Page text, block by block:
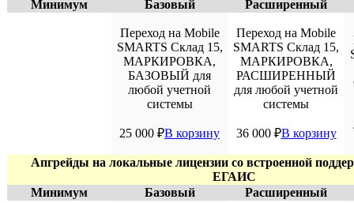
Минимум
Базовый Расширенный
Переход на Mobile
SMARTS Склад 15,
МАРКИРОВКА,
БАЗОВЫЙ для
любой учетной
системы
25 000 ₽В корзину
Переход на Mobile
SMARTS Склад 15,
МАРКИРОВКА,
РАСШИРЕННЫЙ
для любой учетной
системы
36 000 ₽В корзину
Апгрейды на локальные лицензии со встроенной
ЕГАИС
Минимум
Базовый Расширенный